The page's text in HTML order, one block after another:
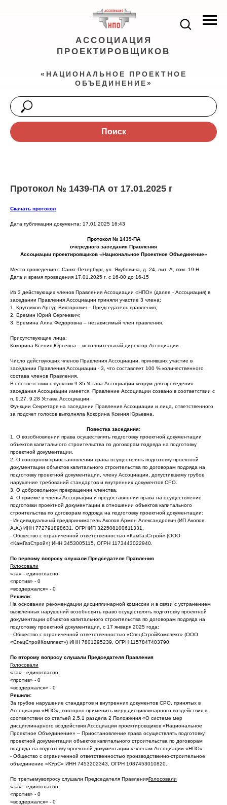
АССОЦИАЦИЯ
ПРОЕКТИРОВЩИКОВ
«НАЦИОНАЛЬНОЕ ПРОЕКТНОЕ
ОБЪЕДИНЕНИЕ»
Поиск
Протокол № 1439-ПА от 17.01.2025 г
Скачать протокол
Дата публикации документа: 17.01.2025 16:43
Протокол № 1439-ПА
очередного заседания Правления
Ассоциации проектировщиков «Национальное Проектное Объединение»
Место проведения г. Санкт-Петербург, ул. Якубовича, д. 24, лит. А, пом. 19-Н
Дата и время проведения 17.01.2025 г. с 16-00 до 16-15
Из 3 действующих членов Правления Ассоциации «НПО» (далее - Ассоциация) в
заседании Правления Ассоциации приняли участие 3 члена:
1. Кругликов Артур Викторович – Председатель правления;
2. Еремин Юрий Сергеевич;
3. Еремина Алла Федоровна – независимый член правления.
Присутствующие лица:
Кокорина Ксения Юрьевна – исполнительный директор Ассоциации.
Число действующих членов Правления Ассоциации, принявших участие в
заседании Правления Ассоциации - 3, что составляет 100 % количественного
состава членов Правления.
В соответствии с пунктом 9.35 Устава Ассоциации кворум для проведения
заседания Ассоциации имеется. Правление Ассоциации созвано в соответствии с
п. 9.27, 9.28 Устава Ассоциации.
Функции Секретаря на заседании Правления Ассоциации и лица, ответственного
за подсчет голосов выполняла Кокорина Ксения Юрьевна.
Повестка заседания:
1. О возобновлении права осуществлять подготовку проектной документации
объектов капитального строительства по договорам подряда на подготовку
проектной документации.
2. О повторном приостановлении права осуществлять подготовку проектной
документации объектов капитального строительства по договорам подряда на
подготовку проектной документации, члену Ассоциации, допустившему грубое
нарушение требований стандартов и внутренних документов СРО.
3. О добровольном прекращении членства.
4. О приеме в члены Ассоциации и предоставлении права на осуществление
подготовки проектной документации в отношении объектов капитального
строительства по договорам подряда на подготовку проектной документации:
- Индивидуальный предприниматель Акопов Армен Александрович (ИП Акопов
А.А.) ИНН 772791898631, ОГРНИП 322508100611331.
- Общество с ограниченной ответственностью «КамГазСтрой» (ООО
«КамГазСтрой») ИНН 3453005115, ОГРН 1173443022940.
По первому вопросу слушали Председателя Правления
Голосовали
«за» - единогласно
«против» - 0
«воздержался» - 0
Решили:
На основании рекомендации дисциплинарной комиссии и в связи с устранением
выявленных нарушений возобновить право осуществлять подготовку проектной
документации объектов капитального строительства по договорам подряда на
подготовку проектной документации, с 17 января 2025 года:
- Общество с ограниченной ответственностью «СпецСтройКомплект» (ООО
«СпецСтройКомплект») ИНН 7801295239, ОГРН 1157847403790;
По второму вопросу слушали Председателя Правления
Голосовали
«за» - единогласно
«против» - 0
«воздержался» - 0
Решили:
За грубое нарушение стандартов и внутренних документов СРО, принятых в
Ассоциации «НПО», повторно применить меру дисциплинарного воздействия в
соответствии со статьей 2.5.1 раздела 2 Положения «О системе мер
дисциплинарного воздействия Ассоциации проектировщиков «Национальное
Проектное Объединение» – Приостановление права осуществлять подготовку
проектной документации объектов капитального строительства по договорам
подряда на подготовку проектной документации к членам Ассоциации «НПО»:
- Общество с ограниченной ответственностью производственно-строительное
объединение «КУрС» ИНН 7453202343, ОГРН 1087453010820.
По третьемувопросу слушали Председателя ПравленияГолосовали
«за» - единогласно
«против» - 0
«воздержался» - 0